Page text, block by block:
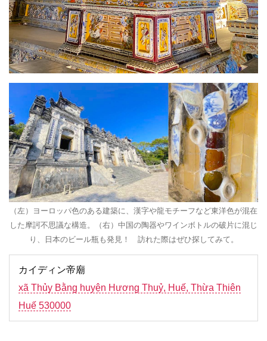
（左）ヨーロッパ色のある建築に、漢字や龍モチーフなど東洋色が混在
した摩訶不思議な構造。（右）中国の陶器やワインボトルの破片に混じ
り、日本のビール瓶も発見！ 訪れた際はぜひ探してみて。
カイディン帝廟
xã Thủy Bằng huyện Hương Thuỷ, Huế, Thừa Thiên
Huế 530000